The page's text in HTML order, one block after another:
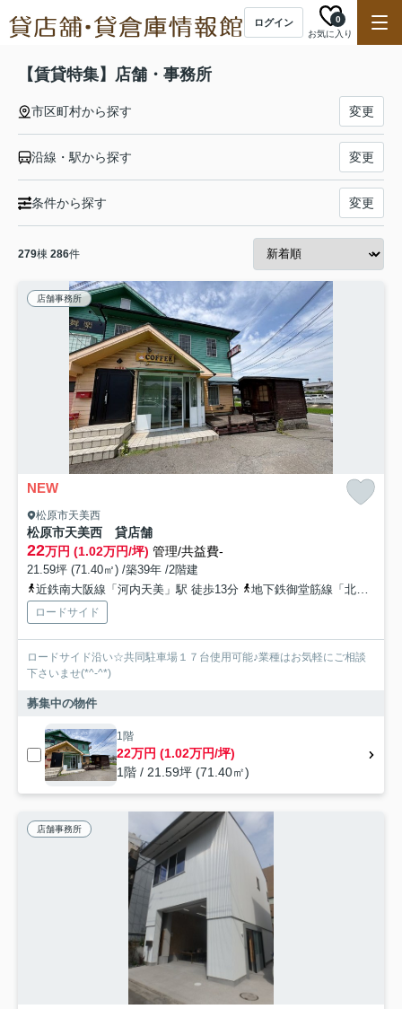
ログイン
お気に入り
0
【賃貸特集】店舗・事務所
市区町村から探す 変更
沿線・駅から探す 変更
条件から探す 変更
279棟 286件
店舗事務所
NEW
松原市天美西
松原市天美西 貸店舗
22万円 (1.02万円/坪) 管理/共益費-
21.59坪 (71.40㎡) /築39年 /2階建
近鉄南大阪線「河内天美」駅 徒歩13分
地下鉄御堂筋線「北花田」駅 徒歩23分
ロードサイド
ロードサイド沿い☆共同駐車場１７台使用可能♪業種はお気軽にご相談
下さいませ(*^-^*)
募集中の物件
1階
22万円 (1.02万円/坪)
1階 / 21.59坪 (71.40㎡)
店舗事務所